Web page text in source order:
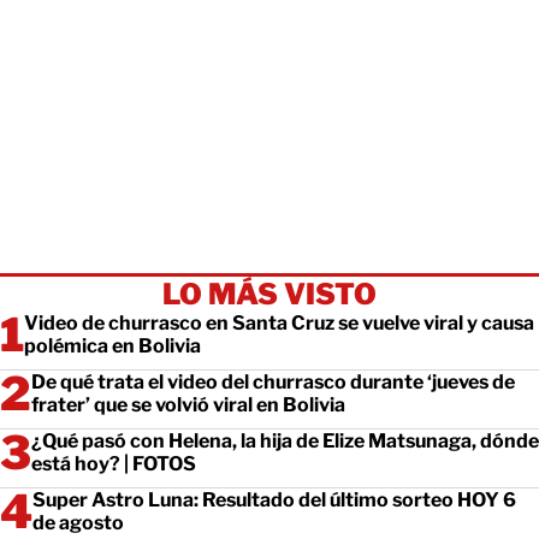
LO MÁS VISTO
Video de churrasco en Santa Cruz se vuelve viral y causa
polémica en Bolivia
De qué trata el video del churrasco durante ‘jueves de
frater’ que se volvió viral en Bolivia
¿Qué pasó con Helena, la hija de Elize Matsunaga, dónde
está hoy? | FOTOS
Super Astro Luna: Resultado del último sorteo HOY 6
de agosto